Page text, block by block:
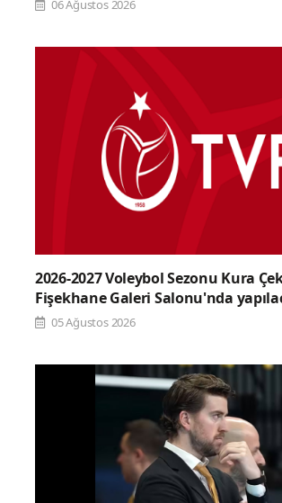
06 Ağustos 2026
2026-2027 Voleybol Sezonu Kura
Fişekhane Galeri Salonu'nda
05 Ağustos 2026